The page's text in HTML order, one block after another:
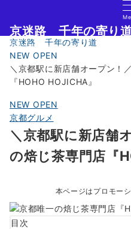
京迷路 千年の寄り
京都の観光イベント・グルメ・ショッピン
京迷路 千年の寄り道
NEW OPEN
＼京都駅に新店舗オープン！
『HOHO HOJICHA』
NEW OPEN
京都グルメ
＼京都駅に新店舗
の焙じ茶専門店『
本ページはプロモー
目次